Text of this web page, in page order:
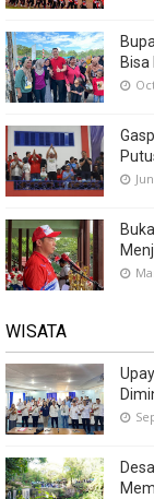
Bisa
WISATA